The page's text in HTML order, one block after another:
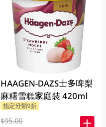
HAAGEN-DAZS士多啤梨
麻糬雪糕家庭裝 420ml
指定分類9折
$95.00